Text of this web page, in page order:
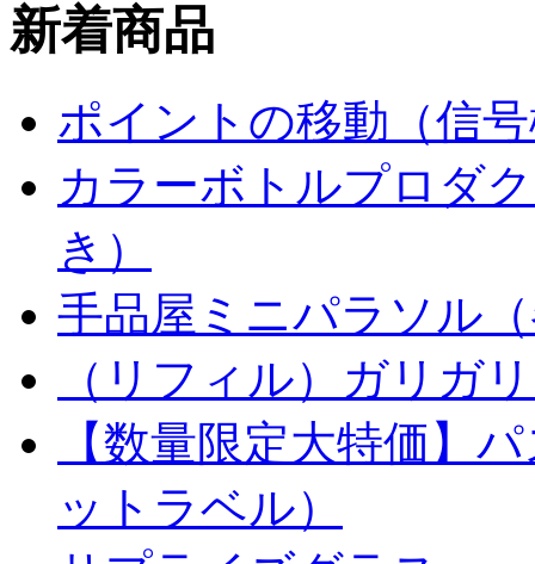
新着商品
ポイントの移動（信
カラーボトルプロダ
き）
手品屋ミニパラソル
（リフィル）ガリガ
【数量限定大特価】
ットラベル）